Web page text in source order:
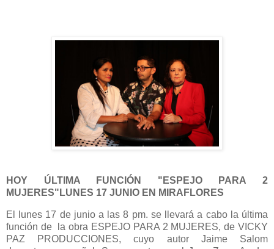
HOY ÚLTIMA FUNCIÓN "ESPEJO PARA 2
MUJERES"LUNES 17 JUNIO EN MIRAFLORES
El lunes 17 de junio a las 8 pm. se llevará a cabo la última
función de la obra ESPEJO PARA 2 MUJERES, de VICKY
PAZ PRODUCCIONES, cuyo autor Jaime Salom